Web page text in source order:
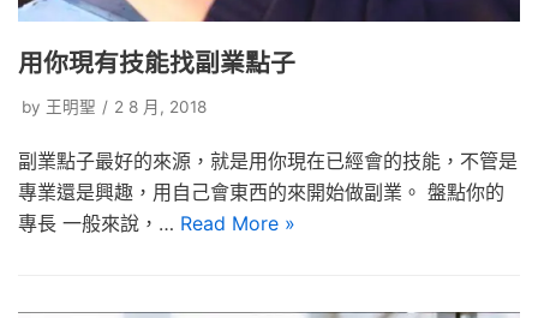
用你現有技能找副業點子
by 王明聖 2 8 月, 2018
副業點子最好的來源，就是用你現在已經會的技能，不管是
專業還是興趣，用自己會東西的來開始做副業。 盤點你的
專長 一般來說，… Read More »